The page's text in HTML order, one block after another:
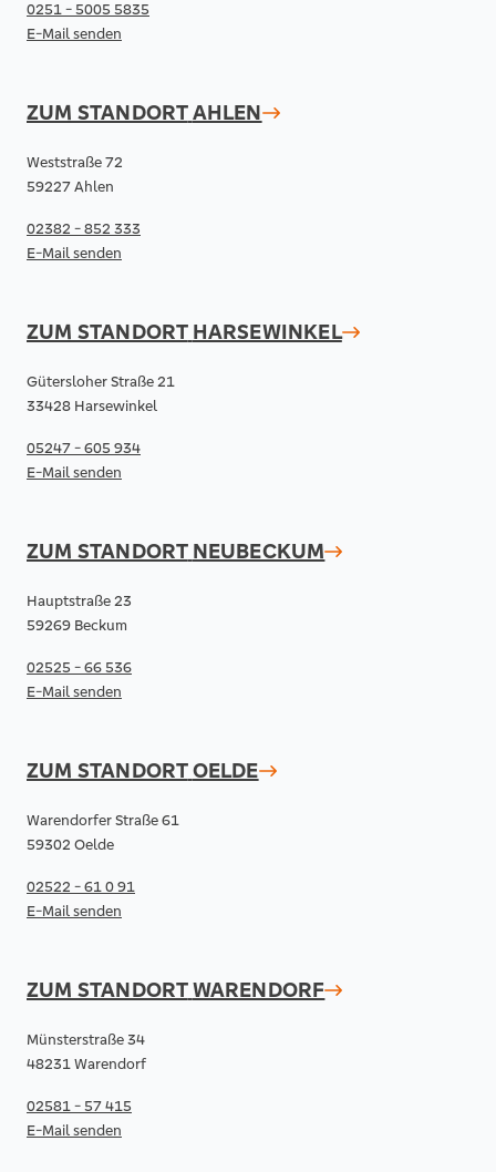
0251 - 5005 5835
E-Mail senden
ZUM STANDORTAHLEN
Weststraße 72
59227 Ahlen
02382 - 852 333
E-Mail senden
ZUM STANDORT HARSEWINKEL
Gütersloher Straße 21
33428 Harsewinkel
05247 - 605 934
E-Mail senden
ZUM STANDORT NEUBECKUM
Hauptstraße 23
59269 Beckum
02525 - 66 536
E-Mail senden
ZUM STANDORTOELDE
Warendorfer Straße 61
59302 Oelde
02522 - 61 0 91
E-Mail senden
ZUM STANDORTWARENDORF
Münsterstraße 34
48231 Warendorf
02581 - 57 415
E-Mail senden